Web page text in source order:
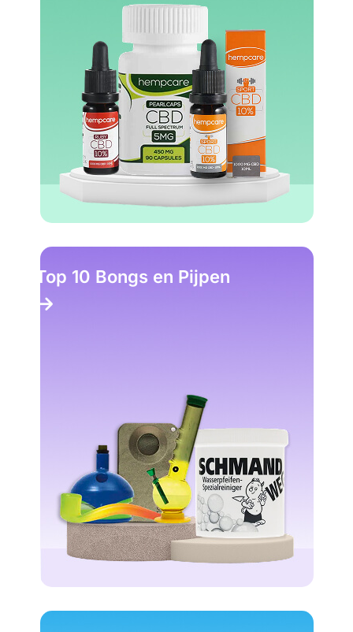
Top 10 Bongs en Pijpen